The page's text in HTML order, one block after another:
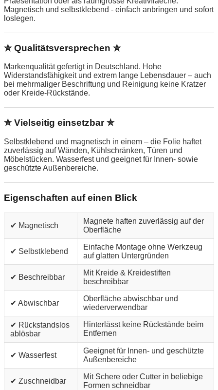
Magnetisch und selbstklebend - einfach anbringen und sofort
loslegen.
✮ Qualitätsversprechen ✮
Markenqualität gefertigt in Deutschland. Hohe
Widerstandsfähigkeit und extrem lange Lebensdauer – auch
bei mehrmaliger Beschriftung und Reinigung keine Kratzer
oder Kreide-Rückstände.
✮ Vielseitig einsetzbar ✮
Selbstklebend und magnetisch in einem – die Folie haftet
zuverlässig auf Wänden, Kühlschränken, Türen und
Möbelstücken. Wasserfest und geeignet für Innen- sowie
geschützte Außenbereiche.
Eigenschaften auf einen Blick
✔ Magnetisch
Magnete haften zuverlässig auf der
Oberfläche
✔ Selbstklebend
Einfache Montage ohne Werkzeug
auf glatten Untergründen
✔ Beschreibbar
Mit Kreide & Kreidestiften
beschreibbar
✔ Abwischbar
Oberfläche abwischbar und
wiederverwendbar
✔ Rückstandslos
ablösbar
Hinterlässt keine Rückstände beim
Entfernen
✔ Wasserfest
Geeignet für Innen- und geschützte
Außenbereiche
✔ Zuschneidbar
Mit Schere oder Cutter in beliebige
Formen schneidbar